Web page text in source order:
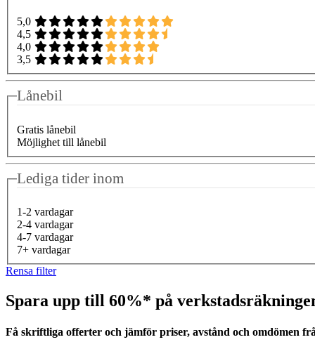
5,0
4,5
4,0
3,5
Lånebil
Gratis lånebil
Möjlighet till lånebil
Lediga tider inom
1-2 vardagar
2-4 vardagar
4-7 vardagar
7+ vardagar
Rensa filter
Spara upp till 60%* på
Få skriftliga offerter och jämför priser, avstånd och omdömen